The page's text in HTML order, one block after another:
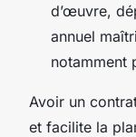
d’œuvre,
annuel
notamment
Avoir un
et facilite la